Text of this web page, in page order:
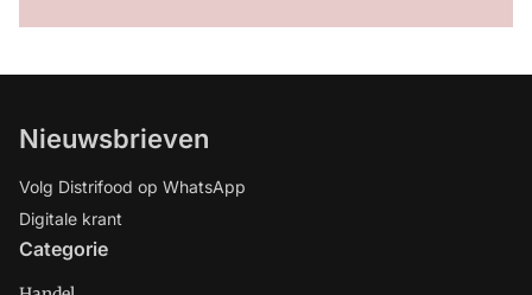
Nieuwsbrieven
Volg Distrifood op WhatsApp
Digitale krant
Categorie